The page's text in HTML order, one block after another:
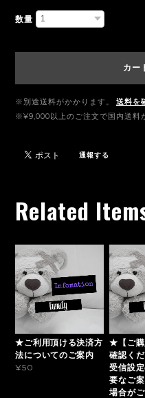
数量
カー
※別途送料がかかります。
送料を
※¥9,000以上のご注文で国内送料
通報する
Related
★ご利用頂ける決済方
法についてのご案内
¥50
★【ご購
確認く
受信設
要なご
場合がご